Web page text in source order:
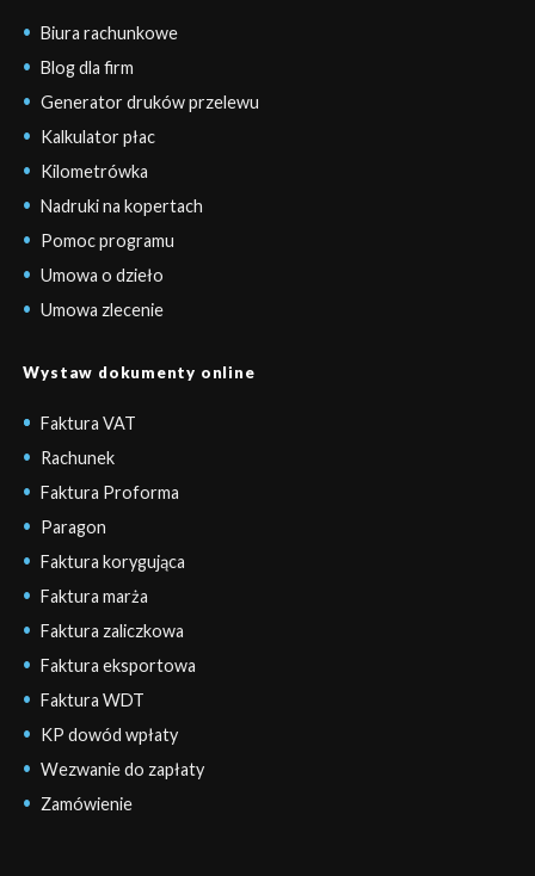
Biura rachunkowe
Blog dla firm
Generator druków przelewu
Kalkulator płac
Kilometrówka
Nadruki na kopertach
Pomoc programu
Umowa o dzieło
Umowa zlecenie
Wystaw dokumenty online
Faktura VAT
Rachunek
Faktura Proforma
Paragon
Faktura korygująca
Faktura marża
Faktura zaliczkowa
Faktura eksportowa
Faktura WDT
KP dowód wpłaty
Wezwanie do zapłaty
Zamówienie